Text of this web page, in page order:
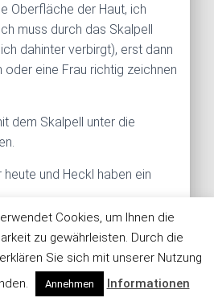
Oberfläche der Haut, ich
muss durch das Skalpell
dahinter verbirgt), erst dann
oder eine Frau richtig zeichnen
dem Skalpell unter die
und Heckl haben ein
Mikroskope. Er muss die
Nähe in einem Museum
Nitsch[3], der ist ein bisserl
Cookies, um Ihnen die
zu gewährleisten. Durch die
Sie sich mit unserer Nutzung
Annehmen Informationen